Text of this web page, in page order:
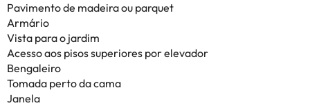
Pavimento de madeira ou parquet
Armário
Vista para o jardim
Acesso aos pisos superiores por elevador
Bengaleiro
Tomada perto da cama
Janela